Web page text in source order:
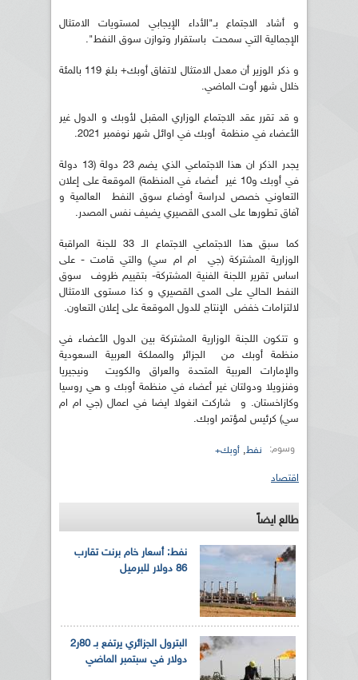
و أشاد الاجتماع بـ"الأداء الإيجابي لمستويات الامتثال
الإجمالية التي سمحت باستقرار وتوازن سوق النفط".
و ذكر الوزير أن معدل الامتثال لاتفاق أوبك+ بلغ 119 بالمئة
خلال شهر أوت الماضي.
و قد تقرر عقد الاجتماع الوزاري المقبل لأوبك و الدول غير
الأعضاء في منظمة أوبك في اوائل شهر نوفمبر 2021.
يجدر الذكر ان هذا الاجتماعي الذي يضم 23 دولة (13 دولة
في أوبك و10 غير أعضاء في المنظمة) الموقعة على إعلان
التعاوني خصص لدراسة أوضاع سوق النفط العالمية و
آفاق تطورها على المدى القصيري يضيف نفس المصدر.
كما سبق هذا الاجتماعي الاجتماع الـ 33 للجنة المراقبة
الوزارية المشتركة (جي ام ام سي) والتي قامت - على
اساس تقرير اللجنة الفنية المشتركة- بتقييم ظروف سوق
النفط الحالي على المدى القصيري و كذا مستوى الامتثال
لالتزامات خفض الإنتاج للدول الموقعة على إعلان التعاون.
و تتكون اللجنة الوزارية المشتركة بين الدول الأعضاء في
منظمة أوبك من الجزائر والمملكة العربية السعودية
والإمارات العربية المتحدة والعراق والكويت ونيجيريا
وفنزويلا ودولتان غير أعضاء في منظمة أوبك و هي روسيا
وكازاخستان. و شاركت انغولا ايضا في اعمال (جي ام ام
سي) كرئيس لمؤتمر اوبك.
وسوم: نفط, أوبك+
اقتصاد
طالع ايضاً
نفط: أسعار خام برنت تقارب
86 دولار للبرميل
البترول الجزائري يرتفع بـ 80ر2
دولار في سبتمبر الماضي